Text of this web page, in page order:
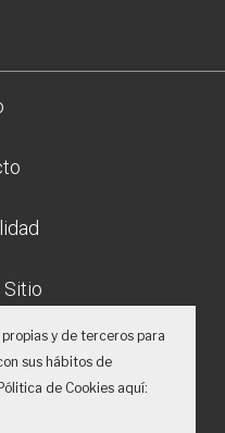
Sitio
y de terceros para
sus hábitos de
de Cookies aquí: